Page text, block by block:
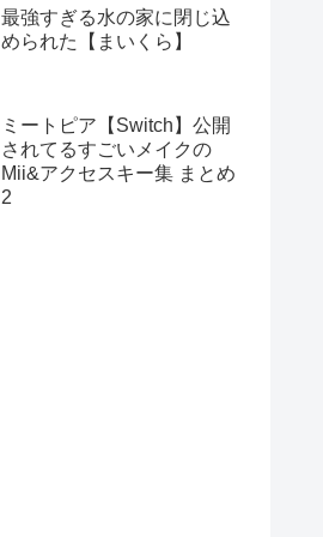
最強すぎる水の家に閉じ込
められた【まいくら】
ミートピア【Switch】公開
されてるすごいメイクの
Mii&アクセスキー集 まとめ
2